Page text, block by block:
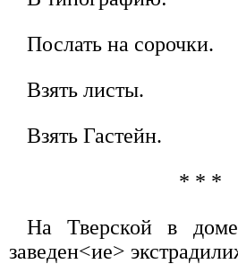
Послать на сорочки.
Взять листы.
Взять Гастейн.
* * *
На Тверской в
заведен<ие>